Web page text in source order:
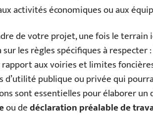
activités économiques ou aux
de votre projet, une fois le terrain
les règles spécifiques à respecter
aux voiries et limites
d’utilité publique ou privée qui
sont essentielles pour élaborer un
ou dedéclaration préalable de